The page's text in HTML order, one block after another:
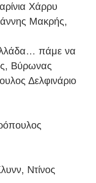
Χάρρυ
Μακρής,
πάμε να
Bύρωνας
Δελφινάριο
Ντίνος